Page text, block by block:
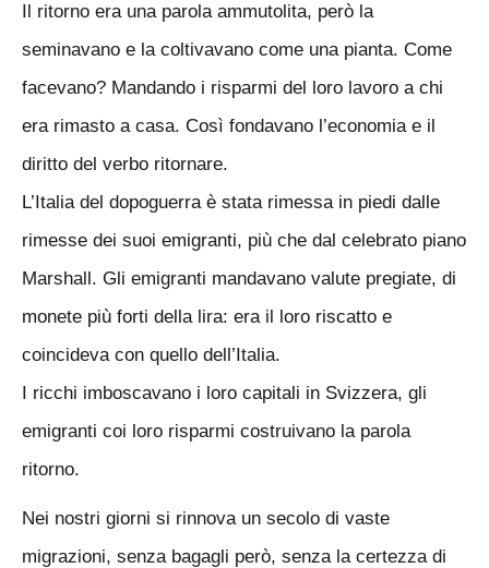
Il ritorno era una parola ammutolita, però la
seminavano e la coltivavano come una pianta. Come
facevano? Mandando i risparmi del loro lavoro a chi
era rimasto a casa. Così fondavano l’economia e il
diritto del verbo ritornare.
L’Italia del dopoguerra è stata rimessa in piedi dalle
rimesse dei suoi emigranti, più che dal celebrato piano
Marshall. Gli emigranti mandavano valute pregiate, di
monete più forti della lira: era il loro riscatto e
coincideva con quello dell’Italia.
I ricchi imboscavano i loro capitali in Svizzera, gli
emigranti coi loro risparmi costruivano la parola
ritorno.
Nei nostri giorni si rinnova un secolo di vaste
migrazioni, senza bagagli però, senza la certezza di